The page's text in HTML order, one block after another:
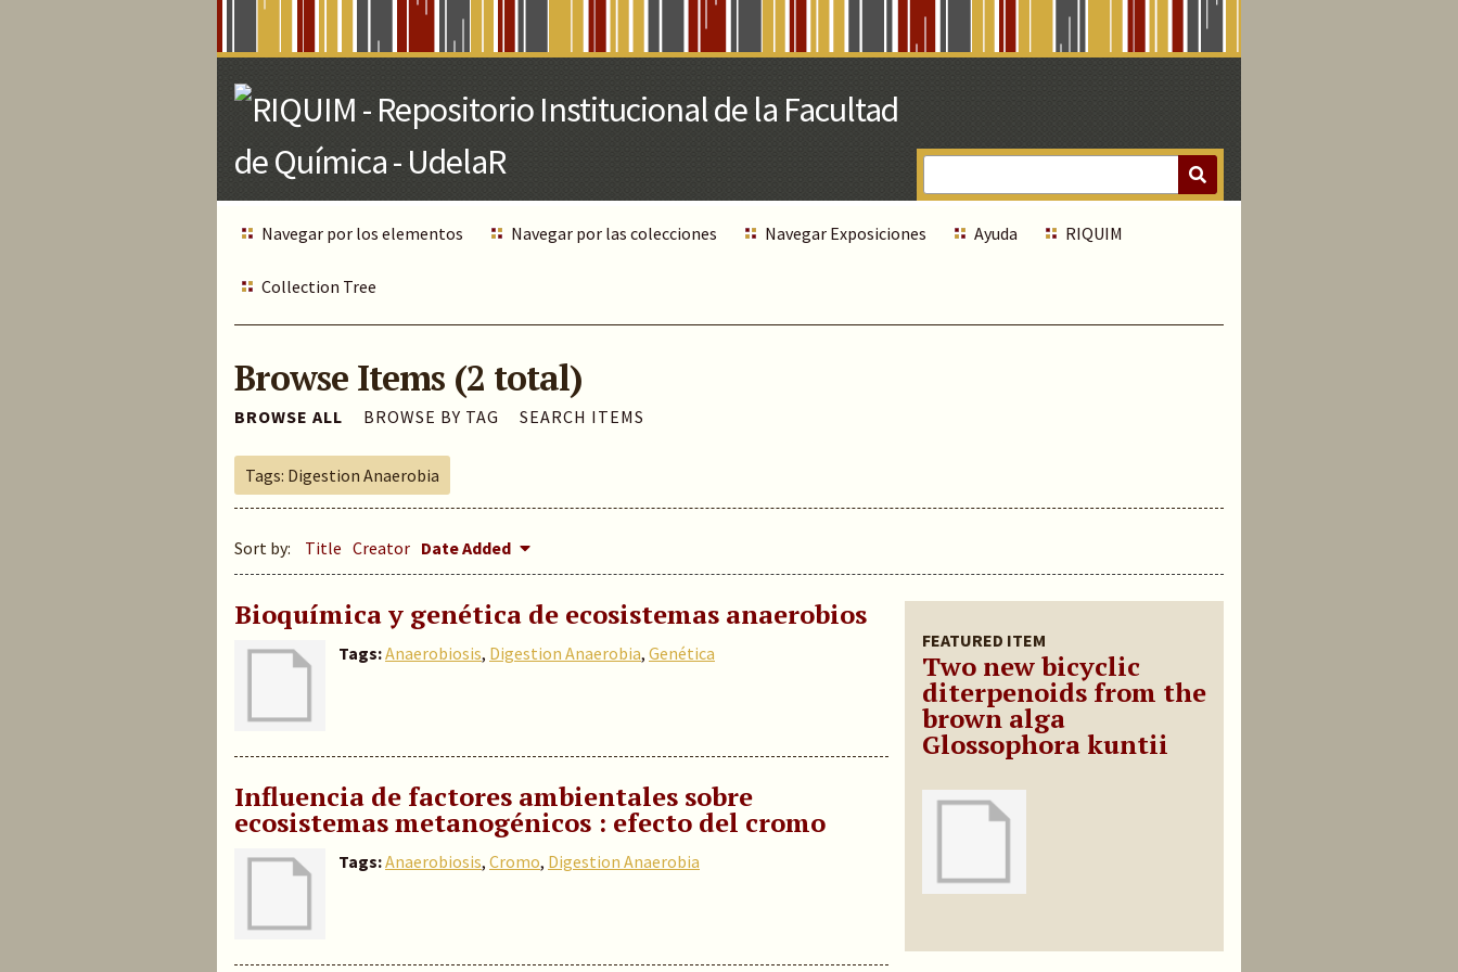
Navegar por los elementos Navegar por las colecciones Navegar Exposiciones Ayuda RIQUIM
Collection Tree
Browse Items (2 total)
BROWSE ALL BROWSE BY TAG SEARCH ITEMS
Tags: Digestion Anaerobia
Sort by: Title Creator Date Added
FEATURED ITEM
Two new bicyclic
diterpenoids from the
brown alga
Glossophora kuntii
Bioquímica y genética de ecosistemas anaerobios
Tags:Anaerobiosis, Digestion Anaerobia, Genética
Influencia de factores ambientales sobre
ecosistemas metanogénicos : efecto del cromo
Tags:Anaerobiosis, Cromo, Digestion Anaerobia